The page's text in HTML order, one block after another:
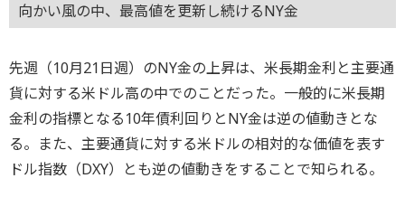
向かい風の中、最高値を更新し続けるNY金
先週（10月21日週）のNY金の上昇は、米長期金利と主要通
貨に対する米ドル高の中でのことだった。一般的に米長期
金利の指標となる10年債利回りとNY金は逆の値動きとな
る。また、主要通貨に対する米ドルの相対的な価値を表す
ドル指数（DXY）とも逆の値動きをすることで知られる。